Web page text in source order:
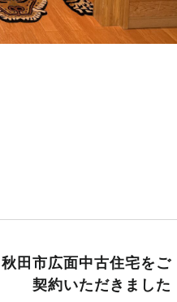
秋田市広面中古住宅をご
契約いただきました